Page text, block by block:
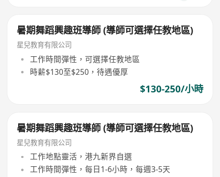
暑期舞蹈興趣班導師 (導師可選擇任教地區)
星兒教育有限公司
工作時間彈性，可選擇任教地區
時薪$130至$250，待遇優厚
$130-250/小時
暑期舞蹈興趣班導師 (導師可選擇任教地區)
星兒教育有限公司
工作地點靈活，港九新界自選
工作時間彈性，每日1-6小時，每週3-5天